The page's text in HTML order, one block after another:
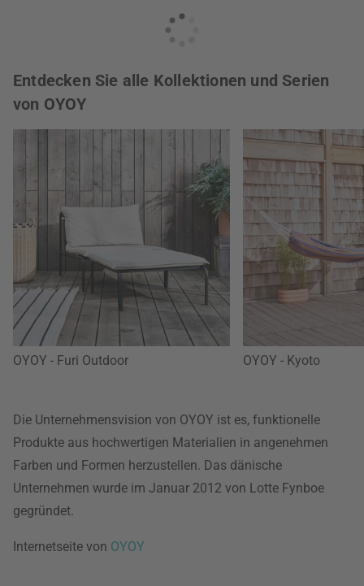
Entdecken Sie alle Kollektionen und Serien
von OYOY
OYOY - Furi Outdoor OYOY - Kyoto
Die Unternehmensvision von OYOY ist es, funktionelle
Produkte aus hochwertigen Materialien in angenehmen
Farben und Formen herzustellen. Das dänische
Unternehmen wurde im Januar 2012 von Lotte Fynboe
gegründet.
Internetseite von OYOY